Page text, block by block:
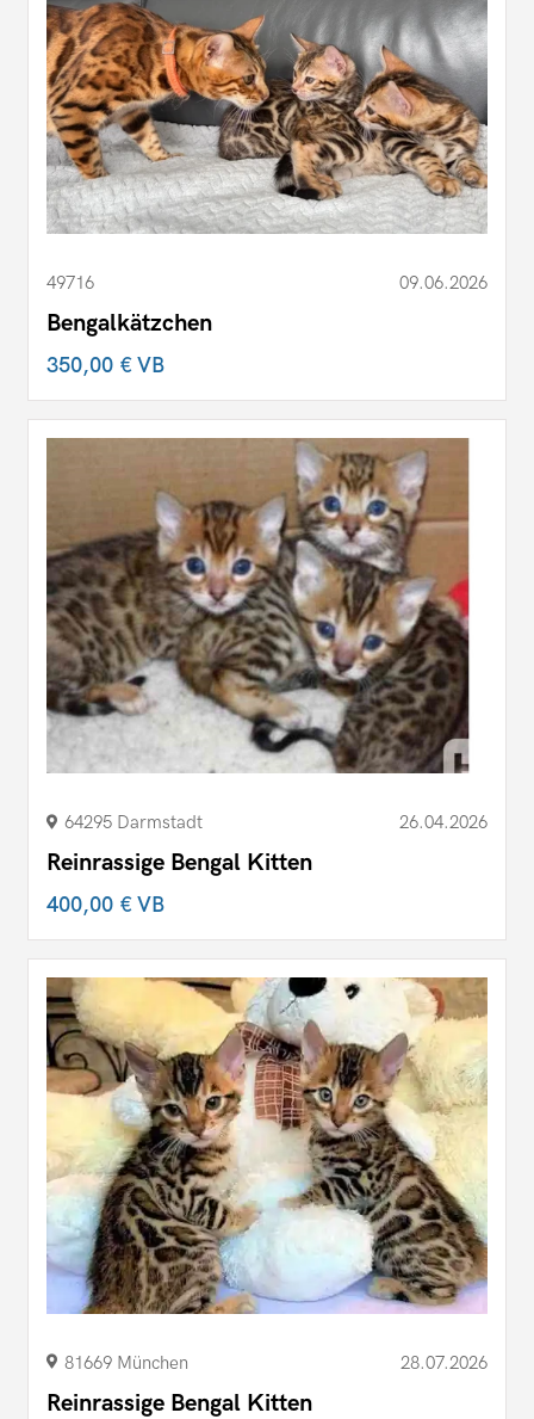
49716 09.06.2026
Bengalkätzchen
350,00 €VB
64295 Darmstadt 26.04.2026
Reinrassige Bengal Kitten
400,00 €VB
81669 München 28.07.2026
Reinrassige Bengal Kitten